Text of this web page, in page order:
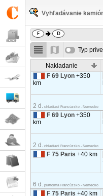
Vyhľadávanie
Typ
Nakladanie
F 69 Lyon+350
km
2 d. chladiaci Francúzsko - Nemecko
F 69 Lyon+350
km
2 d. chladiaci Francúzsko - Nemecko
F 75 Paris+40 km
6 d. platforma Francúzsko - Nemecko
F 75 Paris+40 km